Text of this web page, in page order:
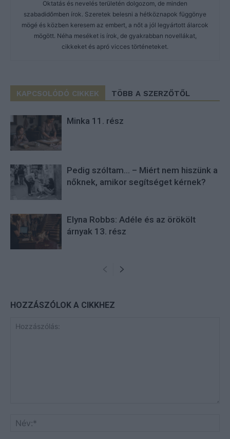
Oktatás és nevelés területén dolgozom, de minden
szabadidőmben írok. Szeretek belesni a hétköznapok függönye
mögé és közben keresem az embert, a nőt a jól legyártott álarcok
mögött. Néha meséket is írok, de gyakrabban novellákat,
cikkeket és apró vicces történeteket.
KAPCSOLÓDÓ CIKKEK TÖBB A SZERZŐTŐL
Minka 11. rész
Pedig szóltam… – Miért nem hiszünk a
nőknek, amikor segítséget kérnek?
Elyna Robbs: Adéle és az örökölt
árnyak 13. rész
HOZZÁSZÓLOK A CIKKHEZ